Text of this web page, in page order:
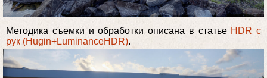
Методика съемки и обработки описана в статье HDR с
рук (Hugin+LuminanceHDR).